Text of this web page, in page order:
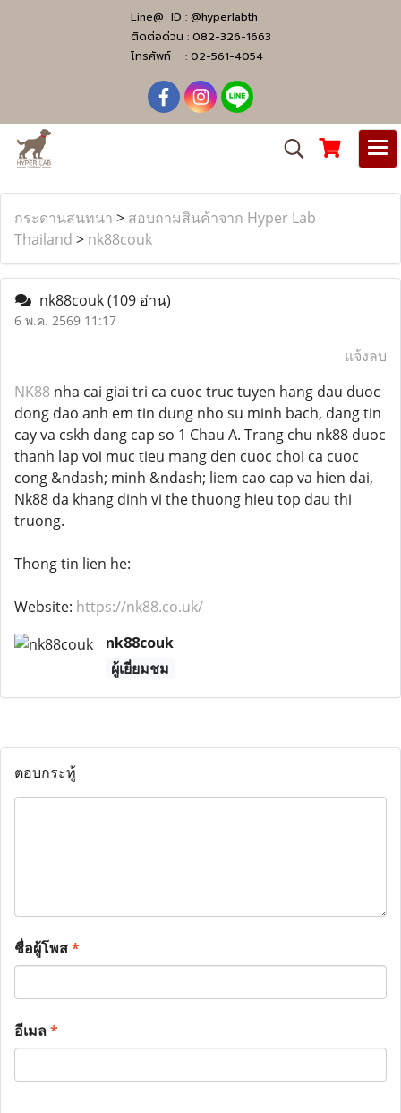
Line@ ID : @hyperlabth
ติดต่อด่วน : 082-326-1663
โทรศัพท์ : 02-561-4054
กระดานสนทนา > สอบถามสินค้าจาก Hyper Lab
Thailand > nk88couk
nk88couk(109 อ่าน)
6 พ.ค. 2569 11:17
แจ้งลบ
NK88 nha cai giai tri ca cuoc truc tuyen hang dau duoc
dong dao anh em tin dung nho su minh bach, dang tin
cay va cskh dang cap so 1 Chau A. Trang chu nk88 duoc
thanh lap voi muc tieu mang den cuoc choi ca cuoc
cong &ndash; minh &ndash; liem cao cap va hien dai,
Nk88 da khang dinh vi the thuong hieu top dau thi
truong.
Thong tin lien he:
Website: https://nk88.co.uk/
nk88couk
ผู้เยี่ยมชม
ตอบกระทู้
ชื่อผู้โพส*
อีเมล*